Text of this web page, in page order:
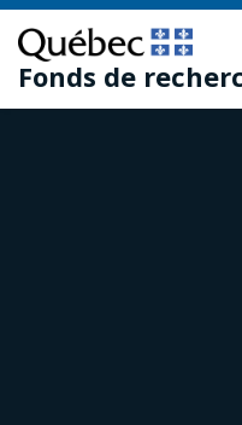
Skip
to
main
content
Skip
to
footer
Fonds de